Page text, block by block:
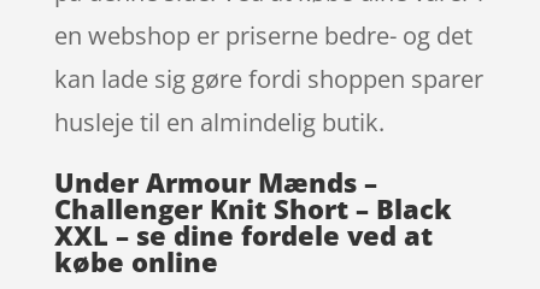
en webshop er priserne bedre- og det
kan lade sig gøre fordi shoppen sparer
husleje til en almindelig butik.
Under Armour Mænds –
Challenger Knit Short – Black
XXL – se dine fordele ved at
købe online